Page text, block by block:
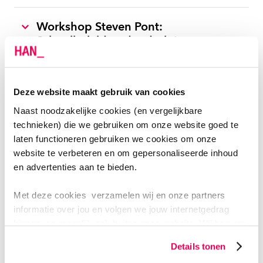
Deze website maakt gebruik van cookies
Naast noodzakelijke cookies (en vergelijkbare
technieken) die we gebruiken om onze website goed te
laten functioneren gebruiken we cookies om onze
website te verbeteren en om gepersonaliseerde inhoud
en advertenties aan te bieden.
Met deze cookies verzamelen wij en onze partners
informatie over jou en volgen we jouw internetgedrag
binnen, en mogelijk ook buiten onze website. Wij bouwen
website en communicatie aan op jouw voorkeuren. Ook
Details tonen
Workshop Steven Pont:
Schoolbeleid onder druk (voor
schoolleiders)
Workshop Rens Vos (Solve): Uit je
hoofd - Sport en mentale skills
Workshop Angelique van Zuilen
(HAN): Het Draait om Welzijn
Workshop Inzicht, uitzicht en actie:
Omgaan met prestatiedruk volgens
de principes van Hoofd, Hart &